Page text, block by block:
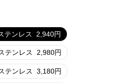
テンレス 2,940円
テンレス 2,980円
テンレス 3,180円